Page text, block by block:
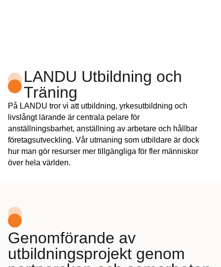
LANDU Utbildning och
Träning
På LANDU tror vi att utbildning, yrkesutbildning och
livslångt lärande är centrala pelare för
anställningsbarhet, anställning av arbetare och hållbar
företagsutveckling. Vår utmaning som utbildare är dock
hur man gör resurser mer tillgängliga för fler människor
över hela världen.
Genomförande av
utbildningsprojekt genom